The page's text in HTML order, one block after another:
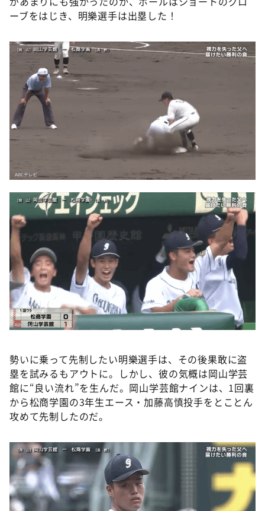
ーブをはじき、明樂選手は出塁した！
勢いに乗って先制したい明樂選手は、その後果敢に盗
塁を試みるもアウトに。しかし、彼の気概は岡山学芸
館に“良い流れ”を生んだ。岡山学芸館ナインは、1回裏
から松商学園の3年生エース・加藤高慎投手をとことん
攻めて先制したのだ。